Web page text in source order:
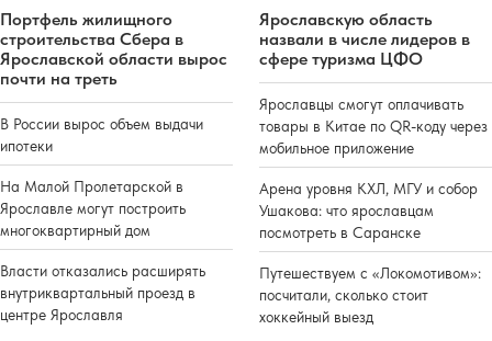
Портфель жилищного
строительства Сбера в
Ярославской области вырос
почти на треть
В России вырос объем выдачи
ипотеки
На Малой Пролетарской в
Ярославле могут построить
многоквартирный дом
Власти отказались расширять
внутриквартальный проезд в
центре Ярославля
Ярославскую область
назвали в числе лидеров в
сфере туризма ЦФО
Ярославцы смогут оплачивать
товары в Китае по QR-коду через
мобильное приложение
Арена уровня КХЛ, МГУ и собор
Ушакова: что ярославцам
посмотреть в Саранске
Путешествуем с «Локомотивом»:
посчитали, сколько стоит
хоккейный выезд